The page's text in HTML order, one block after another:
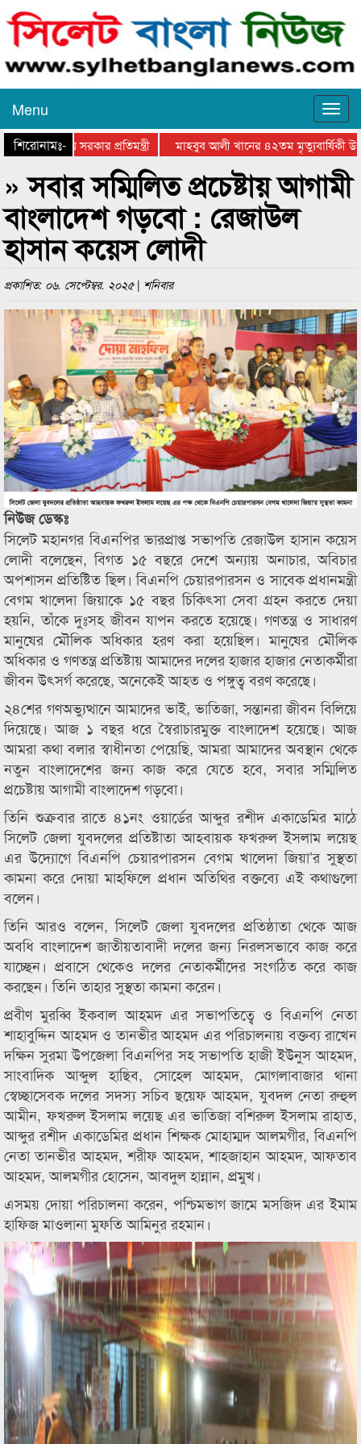
Menu
শিরোনামঃ-
স্থানীয় সরকার প্রতিমন্ত্রী মাহবুব আলী খানের ৪২তম মৃত্যুবার্ষিকী
» সবার সম্মিলিত প্রচেষ্টায় আগামী
বাংলাদেশ গড়বো : রেজাউল
হাসান কয়েস লোদী
প্রকাশিত: ০৬. সেপ্টেম্বর. ২০২৫ | শনিবার
নিউজ ডেস্কঃ
সিলেট মহানগর বিএনপির ভারপ্রাপ্ত সভাপতি রেজাউল হাসান কয়েস
লোদী বলেছেন, বিগত ১৫ বছরে দেশে অন্যায় অনাচার, অবিচার
অপশাসন প্রতিষ্টিত ছিল। বিএনপি চেয়ারপারসন ও সাবেক প্রধানমন্ত্রী
বেগম খালেদা জিয়াকে ১৫ বছর চিকিৎসা সেবা গ্রহন করতে দেয়া
হয়নি, তাঁকে দুঃসহ জীবন যাপন করতে হয়েছে। গণতন্ত্র ও সাধারণ
মানুষের মৌলিক অধিকার হরণ করা হয়েছিল। মানুষের মৌলিক
অধিকার ও গণতন্ত্র প্রতিষ্টায় আমাদের দলের হাজার হাজার নেতাকর্মীরা
জীবন উৎসর্গ করেছে, অনেকেই আহত ও পঙ্গুত্ব বরণ করেছে।
২৪শের গণঅভ্যুত্থানে আমাদের ভাই, ভাতিজা, সন্তানরা জীবন বিলিয়ে
দিয়েছে। আজ ১ বছর ধরে স্বৈরাচারমুক্ত বাংলাদেশ হয়েছে। আজ
আমরা কথা বলার স্বাধীনতা পেয়েছি, আমরা আমাদের অবস্থান থেকে
নতুন বাংলাদেশের জন্য কাজ করে যেতে হবে, সবার সম্মিলিত
প্রচেষ্টায় আগামী বাংলাদেশ গড়বো।
তিনি শুক্রবার রাতে ৪১নং ওয়ার্ডের আব্দুর রশীদ একাডেমির মাঠে
সিলেট জেলা যুবদলের প্রতিষ্টাতা আহবায়ক ফখরুল ইসলাম লয়েছ
এর উদ্যোগে বিএনপি চেয়ারপারসন বেগম খালেদা জিয়া’র সুস্থতা
কামনা করে দোয়া মাহফিলে প্রধান অতিথির বক্তব্যে এই কথাগুলো
বলেন।
তিনি আরও বলেন, সিলেট জেলা যুবদলের প্রতিষ্ঠাতা থেকে আজ
অবধি বাংলাদেশ জাতীয়তাবাদী দলের জন্য নিরলসভাবে কাজ করে
যাচ্ছেন। প্রবাসে থেকেও দলের নেতাকর্মীদের সংগঠিত করে কাজ
করছেন। তিনি তাহার সুস্থতা কামনা করেন।
প্রবীণ মুরব্বি ইকবাল আহমদ এর সভাপতিত্বে ও বিএনপি নেতা
শাহাবুদ্দিন আহমদ ও তানভীর আহমদ এর পরিচালনায় বক্তব্য রাখেন
দক্ষিন সুরমা উপজেলা বিএনপির সহ সভাপতি হাজী ইউনুস আহমদ,
সাংবাদিক আব্দুল হাছিব, সোহেল আহমদ, মোগলাবাজার থানা
স্বেচ্ছাসেবক দলের সদস্য সচিব ছয়েফ আহমদ, যুবদল নেতা রুহুল
আমীন, ফখরুল ইসলাম লয়েছ এর ভাতিজা বশিরুল ইসলাম রাহাত,
আব্দুর রশীদ একাডেমির প্রধান শিক্ষক মোহাম্মদ আলমগীর, বিএনপি
নেতা তানভীর আহমদ, শরীফ আহমদ, শাহজাহান আহমদ, আফতাব
আহমদ, আলমগীর হোসেন, আবদুল হান্নান, প্রমুখ।
এসময় দোয়া পরিচালনা করেন, পশ্চিমভাগ জামে মসজিদ এর ইমাম
হাফিজ মাওলানা মুফতি আমিনুর রহমান।